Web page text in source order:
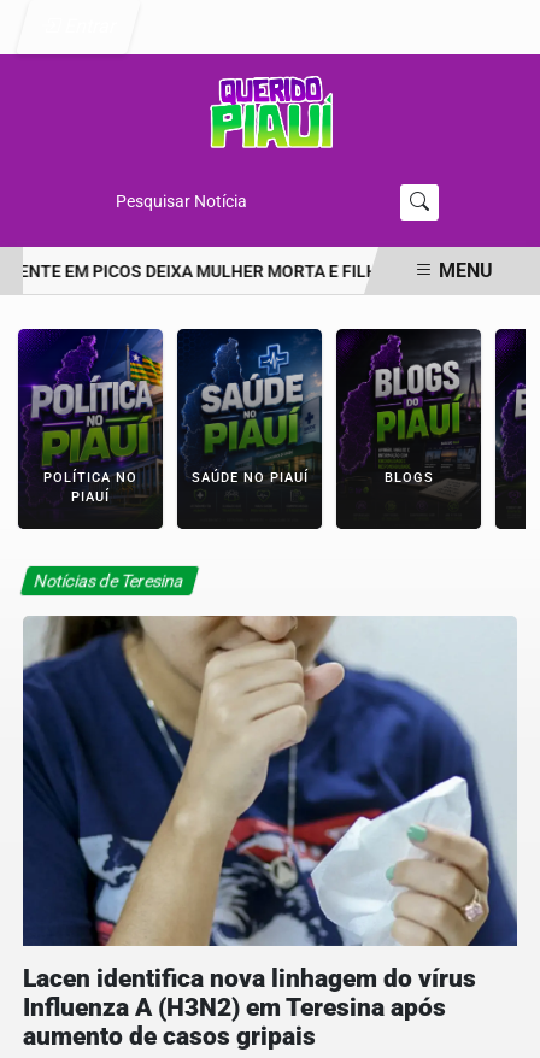
Pesquisar Notícia
EM PICOS DEIXA MULHER MORTA E FILHA EM ESTADO GRAVE
MENU
POLÍTICA NO
PIAUÍ
SAÚDE NO PIAUÍ BLOGS
Notícias de Teresina
Lacen identifica nova linhagem do vírus
Influenza A (H3N2) em Teresina após
aumento de casos gripais